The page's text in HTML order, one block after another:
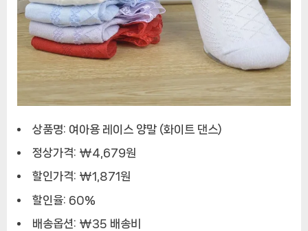
상품명: 여아용 레이스 양말 (화이트 댄스)
정상가격: ₩4,679원
할인가격: ₩1,871원
할인율: 60%
배송옵션: ₩35 배송비